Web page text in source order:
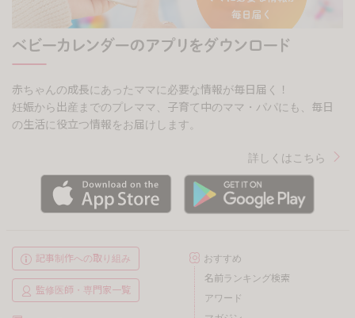
赤ちゃんの成長にあったママに必要な情報が毎日届く！
妊娠から出産までのプレママ、子育て中のママ・パパにも、毎日
の生活に役立つ情報をお届けします。
詳しくはこちら
記事制作への取り組み
監修医師・専門家一覧
おすすめ
名前ランキング検索
アワード